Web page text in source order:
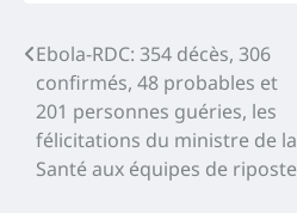
Navigation
de
l’article
Ebola-RDC: 354 décès, 306
confirmés, 48 probables et
201 personnes guéries, les
félicitations du ministre de la
Santé aux équipes de riposte